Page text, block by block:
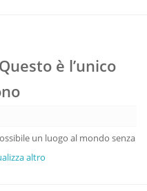
è l’unico
un luogo al mondo senza
altro